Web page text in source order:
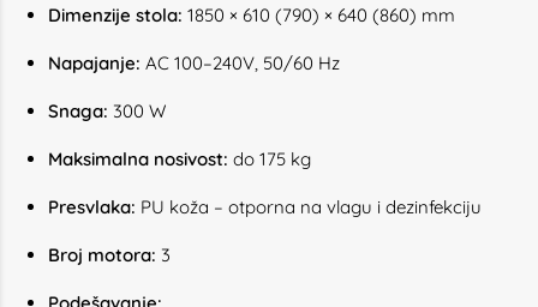
Dimenzije stola: 1850 × 610 (790) × 640 (860) mm
Napajanje: AC 100–240V, 50/60 Hz
Snaga: 300 W
Maksimalna nosivost: do 175 kg
Presvlaka: PU koža – otporna na vlagu i dezinfekciju
Broj motora: 3